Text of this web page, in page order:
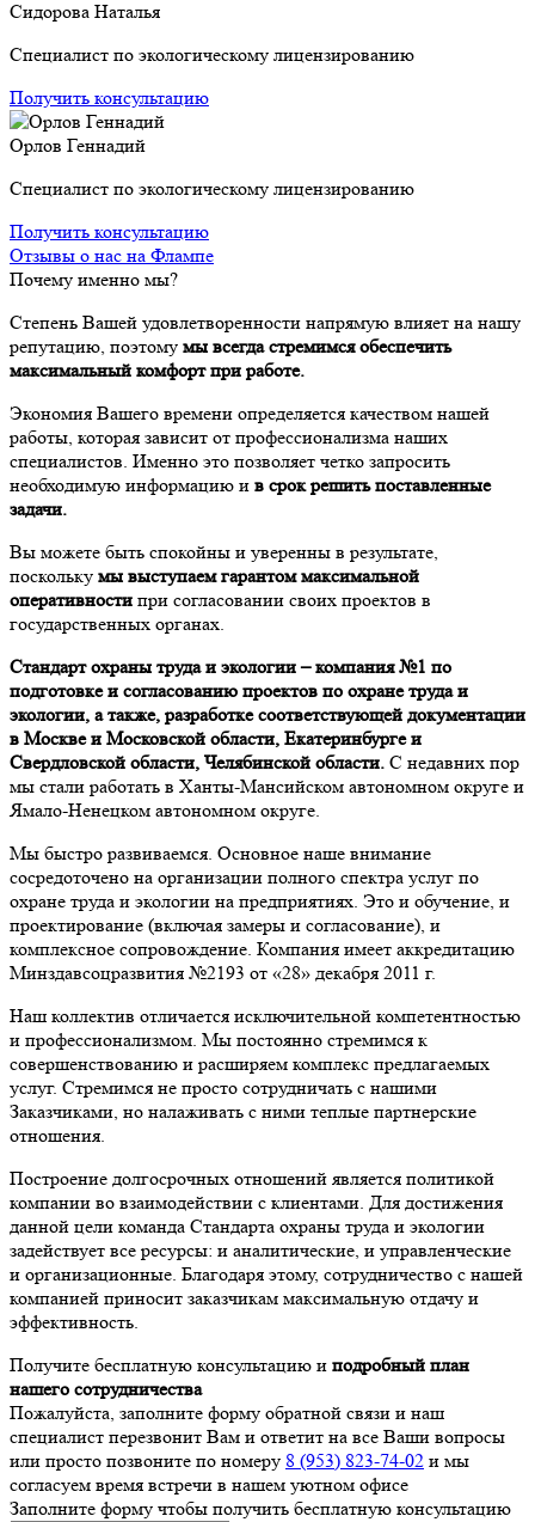
Сидорова Наталья
Специалист по экологическому лицензированию
Получить консультацию
Орлов Геннадий
Специалист по экологическому лицензированию
Получить консультацию
Отзывы о нас на Флампе
Почему именно мы?
Степень Вашей удовлетворенности напрямую влияет на нашу
репутацию, поэтому мы всегда стремимся обеспечить
максимальный комфорт при работе.
Экономия Вашего времени определяется качеством нашей
работы, которая зависит от профессионализма наших
специалистов. Именно это позволяет четко запросить
необходимую информацию и в срок решить поставленные
задачи.
Вы можете быть спокойны и уверенны в результате,
поскольку мы выступаем гарантом максимальной
оперативности при согласовании своих проектов в
государственных органах.
Стандарт охраны труда и экологии – компания №1 по
подготовке и согласованию проектов по охране труда и
экологии, а также, разработке соответствующей документации
в Москве и Московской области, Екатеринбурге и
Свердловской области, Челябинской области. С недавних пор
мы стали работать в Ханты-Мансийском автономном округе и
Ямало-Ненецком автономном округе.
Мы быстро развиваемся. Основное наше внимание
сосредоточено на организации полного спектра услуг по
охране труда и экологии на предприятиях. Это и обучение, и
проектирование (включая замеры и согласование), и
комплексное сопровождение. Компания имеет аккредитацию
Минздавсоцразвития №2193 от «28» декабря 2011 г.
Наш коллектив отличается исключительной компетентностью
и профессионализмом. Мы постоянно стремимся к
совершенствованию и расширяем комплекс предлагаемых
услуг. Стремимся не просто сотрудничать с нашими
Заказчиками, но налаживать с ними теплые партнерские
отношения.
Построение долгосрочных отношений является политикой
компании во взаимодействии с клиентами. Для достижения
данной цели команда Стандарта охраны труда и экологии
задействует все ресурсы: и аналитические, и управленческие
и организационные. Благодаря этому, сотрудничество с нашей
компанией приносит заказчикам максимальную отдачу и
эффективность.
Получите бесплатную консультацию и подробный план
нашего сотрудничества
Пожалуйста, заполните форму обратной связи и наш
специалист перезвонит Вам и ответит на все Ваши вопросы
или просто позвоните по номеру 8 (953) 823-74-02 и мы
согласуем время встречи в нашем уютном офисе
Заполните форму чтобы получить бесплатную консультацию